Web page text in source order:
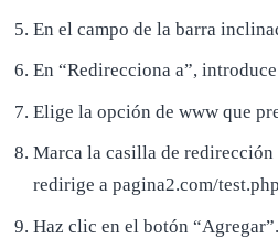
En el campo de la barra
En “Redirecciona a”,
Elige la opción de www que
Marca la casilla de redirección
redirige a pagina2.com/
Haz clic en el botón “Agregar”.